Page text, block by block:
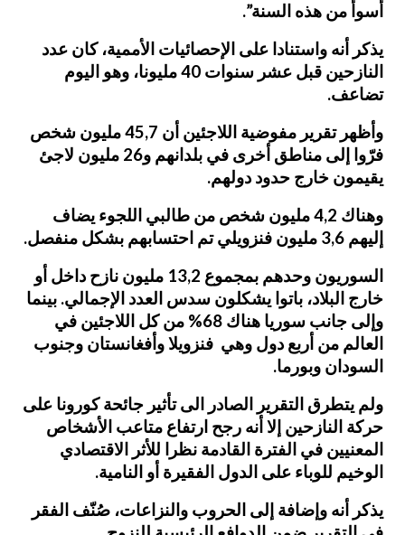
أسوأ من هذه السنة”.
يذكر أنه واستنادا على الإحصائيات الأممية، كان عدد
النازحين قبل عشر سنوات 40 مليونا، وهو اليوم
تضاعف.
وأظهر تقرير مفوضية اللاجئين أن 45,7 مليون شخص
فرّوا إلى مناطق أخرى في بلدانهم و26 مليون لاجئ
يقيمون خارج حدود دولهم.
وهناك 4,2 مليون شخص من طالبي اللجوء يضاف
إليهم 3,6 مليون فنزويلي تم احتسابهم بشكل منفصل.
السوريون وحدهم بمجموع 13,2 مليون نازح داخل أو
خارج البلاد، باتوا يشكلون سدس العدد الإجمالي. بينما
وإلى جانب سوريا هناك 68% من كل اللاجئين في
العالم من أربع دول وهي فنزويلا وأفغانستان وجنوب
السودان وبورما.
ولم يتطرق التقرير الصادر الى تأثير جائحة كورونا على
حركة النازحين إلا أنه رجح ارتفاع متاعب الأشخاص
المعنيين في الفترة القادمة نظرا للأثر الاقتصادي
الوخيم للوباء على الدول الفقيرة أو النامية.
يذكر أنه وإضافة إلى الحروب والنزاعات، صُنّف الفقر